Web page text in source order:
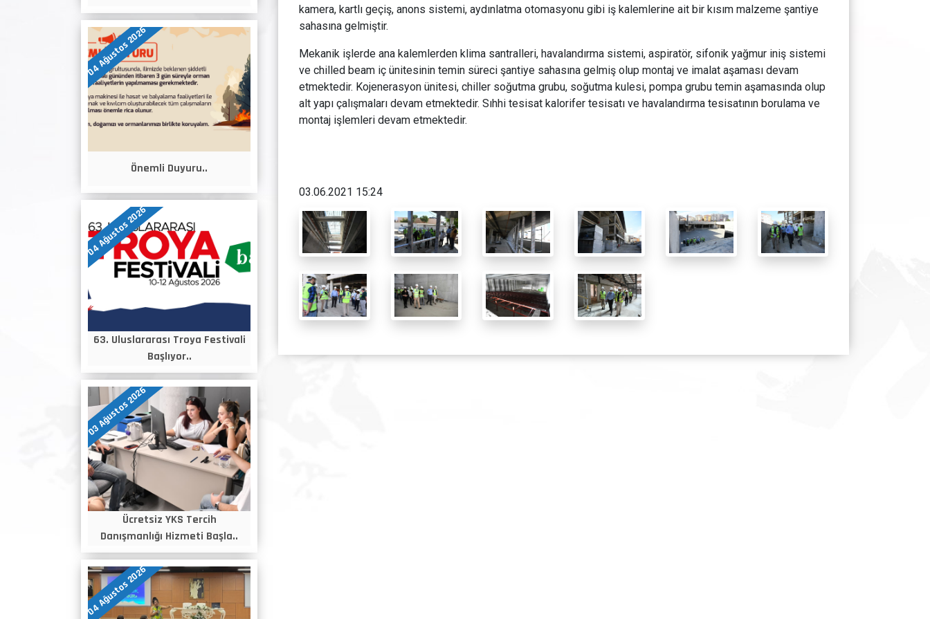
04 Ağustos 2026
Önemli Duyuru..
04 Ağustos 2026
63. Uluslararası Troya Festivali
Başlıyor..
03 Ağustos 2026
Ücretsiz YKS Tercih
Danışmanlığı Hizmeti Başla..
04 Ağustos 2026
kamera, kartlı geçiş, anons sistemi, aydınlatma otomasyonu gibi iş kalemlerine ait bir kısım malzeme şantiye
sahasına gelmiştir.
Mekanik işlerde ana kalemlerden klima santralleri, havalandırma sistemi, aspiratör, sifonik yağmur iniş sistemi
ve chilled beam iç ünitesinin temin süreci şantiye sahasına gelmiş olup montaj ve imalat aşaması devam
etmektedir. Kojenerasyon ünitesi, chiller soğutma grubu, soğutma kulesi, pompa grubu temin aşamasında olup
alt yapı çalışmaları devam etmektedir. Sıhhi tesisat kalorifer tesisatı ve havalandırma tesisatının borulama ve
montaj işlemleri devam etmektedir.
03.06.2021 15:24